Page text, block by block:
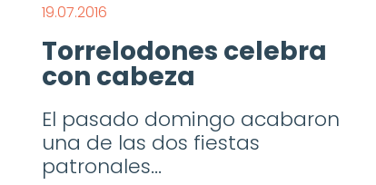
Torrelodones celebra
con cabeza
19.07.2016
El pasado domingo acabaron
una de las dos fiestas
patronales...